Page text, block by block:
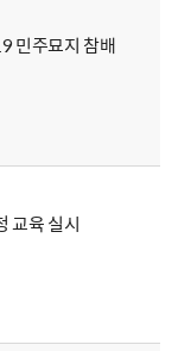
민주묘지 참배
교육 실시